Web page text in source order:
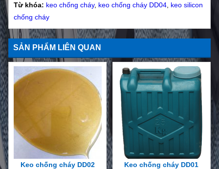
Từ khóa: keo chống cháy, keo chống cháy DD04 keo silicon
chống cháy
SẢN PHẨM LIÊN QUAN
Keo chống cháy DD02 Keo chống cháy DD01